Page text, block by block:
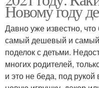
Зимние поделки
Новому году
Давно уже известно,
самый дешевый и
поделок с детьми.
многих родителей,
и это не беда, под рукой